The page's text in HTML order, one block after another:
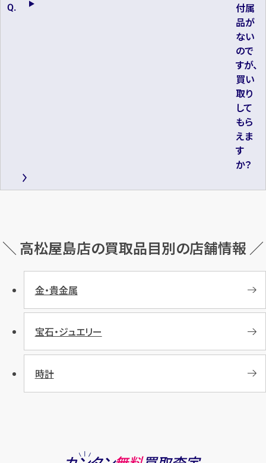
付属
品が
ない
ので
すが、
買い
取り
して
もら
えま
す
か？
＼ 高松屋島店の買取品目別の店舗情報 ／
金・貴金属
宝石・ジュエリー
時計